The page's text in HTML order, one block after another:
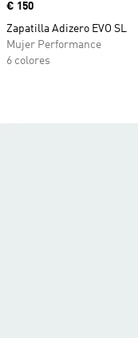
Precio
€ 150
Zapatilla Adizero EVO SL
Mujer Performance
6 colores